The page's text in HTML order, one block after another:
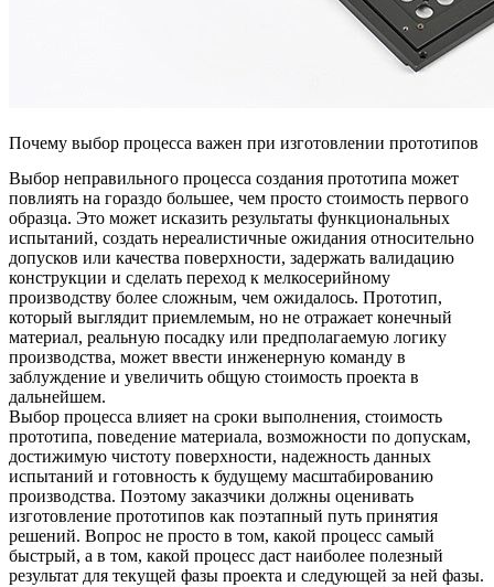
Почему выбор процесса важен при изготовлении прототипов
Выбор неправильного процесса создания прототипа может
повлиять на гораздо большее, чем просто стоимость первого
образца. Это может исказить результаты функциональных
испытаний, создать нереалистичные ожидания относительно
допусков или качества поверхности, задержать валидацию
конструкции и сделать переход к мелкосерийному
производству более сложным, чем ожидалось. Прототип,
который выглядит приемлемым, но не отражает конечный
материал, реальную посадку или предполагаемую логику
производства, может ввести инженерную команду в
заблуждение и увеличить общую стоимость проекта в
дальнейшем.
Выбор процесса влияет на сроки выполнения, стоимость
прототипа, поведение материала, возможности по допускам,
достижимую чистоту поверхности, надежность данных
испытаний и готовность к будущему масштабированию
производства. Поэтому заказчики должны оценивать
изготовление прототипов как поэтапный путь принятия
решений. Вопрос не просто в том, какой процесс самый
быстрый, а в том, какой процесс даст наиболее полезный
результат для текущей фазы проекта и следующей за ней фазы.